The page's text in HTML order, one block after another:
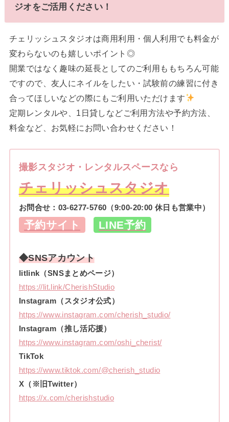
ジオをご活用ください！
チェリッシュスタジオは商用利用・個人利用でも料金が
変わらないのも嬉しいポイント◎
開業ではなく趣味の延長としてのご利用ももちろん可能
ですので、友人にネイルをしたい・試験前の練習に付き
合ってほしいなどの際にもご利用いただけます
定期レンタルや、1日貸しなどご利用方法や予約方法、
料金など、お気軽にお問い合わせください！
撮影スタジオ・レンタルスペースなら
チェリッシュスタジオ
お問合せ： 03-6277-5760 （9:00-20:00 休日も営業中）
予約サイト LINE予約
◆SNSアカウント
litlink（SNSまとめページ）
https://lit.link/CherishStudio
Instagram（スタジオ公式）
https://www.instagram.com/cherish_studio/
Instagram（推し活応援）
https://www.instagram.com/oshi_cherist/
TikTok
https://www.tiktok.com/@cherish_studio
X（※旧Twitter）
https://x.com/cherishstudio